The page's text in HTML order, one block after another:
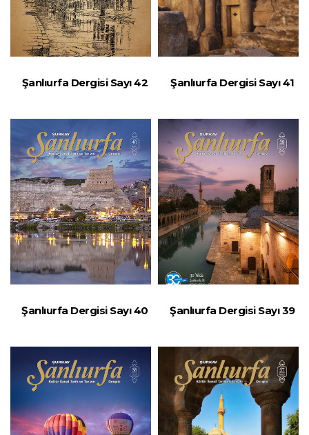
Şanlıurfa Dergisi Sayı 42 Şanlıurfa Dergisi Sayı 41
Şanlıurfa Dergisi Sayı 40 Şanlıurfa Dergisi Sayı 39